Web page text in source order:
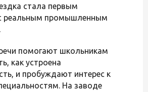
стала первым
реальным промышленным
помогают школьникам
как устроена
и пробуждают интерес к
На заводе